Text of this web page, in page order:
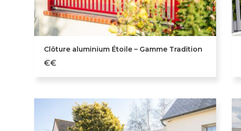
Clôture aluminium Étoile – Gamme Tradition
€€